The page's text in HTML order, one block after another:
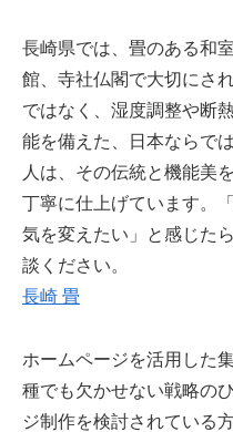
長崎県では、畳のある和
館、寺社仏閣で大切にさ
ではなく、湿度調整や断
能を備えた、日本ならで
人は、その伝統と機能美
丁寧に仕上げています。
気を変えたい」と感じた
談ください。
長崎 畳
ホームページを活用した
種でも欠かせない戦略の
ジ制作を検討されている